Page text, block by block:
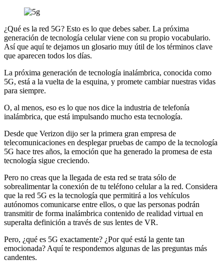
¿Qué es la red 5G? Esto es lo que debes saber. La próxima
generación de tecnología celular viene con su propio vocabulario.
Así que aquí te dejamos un glosario muy útil de los términos clave
que aparecen todos los días.
La próxima generación de tecnología inalámbrica, conocida como
5G, está a la vuelta de la esquina, y promete cambiar nuestras vidas
para siempre.
O, al menos, eso es lo que nos dice la industria de telefonía
inalámbrica, que está impulsando mucho esta tecnología.
Desde que Verizon dijo ser la primera gran empresa de
telecomunicaciones en desplegar pruebas de campo de la tecnología
5G hace tres años, la emoción que ha generado la promesa de esta
tecnología sigue creciendo.
Pero no creas que la llegada de esta red se trata sólo de
sobrealimentar la conexión de tu teléfono celular a la red. Considera
que la red 5G es la tecnología que permitirá a los vehículos
autónomos comunicarse entre ellos, o que las personas podrán
transmitir de forma inalámbrica contenido de realidad virtual en
superalta definición a través de sus lentes de VR.
Pero, ¿qué es 5G exactamente? ¿Por qué está la gente tan
emocionada? Aquí te respondemos algunas de las preguntas más
candentes.